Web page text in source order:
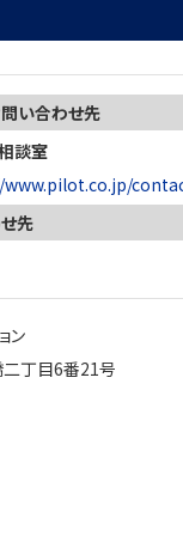
い合わせ先
談室
先
ン
丁目6番21号